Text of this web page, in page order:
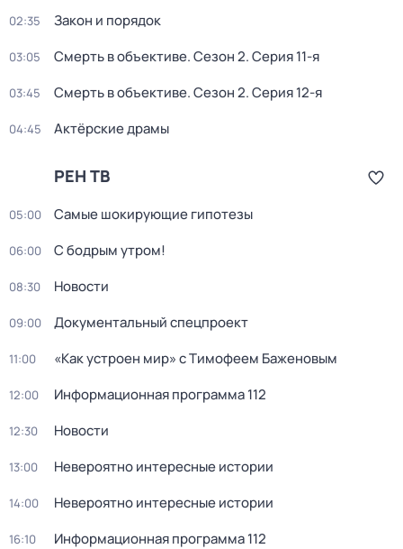
02:35 Закон и порядок
03:05 Смерть в объективе. Сезон 2. Серия 11-я
03:45 Смерть в объективе. Сезон 2. Серия 12-я
04:45 Актёрские драмы
РЕН ТВ
05:00 Самые шoкиpующие гипотезы
06:00 С бодрым утром!
08:30 Новости
09:00 Документальный спецпроект
11:00 «Как устроен мир» с Тимофеем Баженовым
12:00 Информационная программа 112
12:30 Новости
13:00 Невероятно интересные истории
14:00 Невероятно интересные истории
16:10 Информационная программа 112